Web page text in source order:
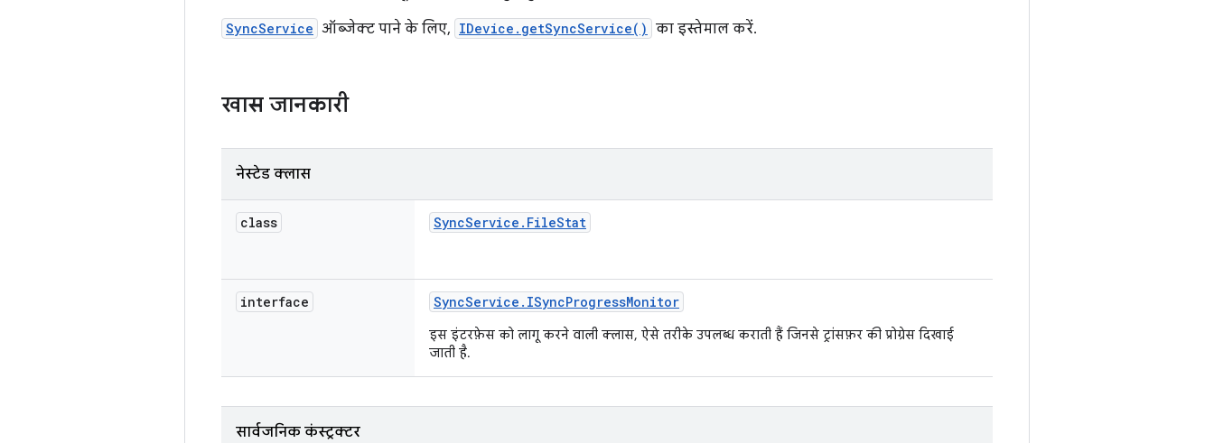
SyncService ऑब्जेक्ट पाने के लिए, IDevice.getSyncService() का इस्तेमाल करें.
खास जानकारी
नेस्टेड क्लास
class SyncService . FileStat
interface SyncService . ISyncProgressMonitor
इस इंटरफ़ेस को लागू करने वाली क्लास, ऐसे तरीके उपलब्ध कराती हैं जिनसे ट्रांसफ़र की प्रोग्रेस दिखाई
जाती है.
सार्वजनिक कंस्ट्रक्टर